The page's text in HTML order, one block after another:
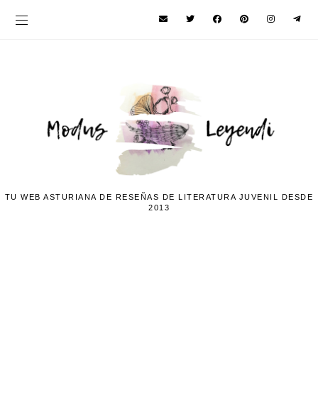
TU WEB ASTURIANA DE RESEÑAS DE LITERATURA JUVENIL DESDE
2013